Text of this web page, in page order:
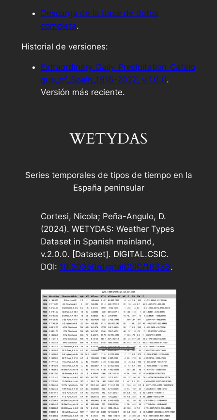
Descarga de la base de datos
completa.
Historial de versiones:
Extraordinary_Daily_Precipitation_Catalo
gue_of_Spain_1916-2022, v.1.0.0.
Versión más reciente.
WETYDAS
Series temporales de tipos de tiempo en la
España peninsular
Cortesi, Nicola; Peña-Angulo, D.
(2024). WETYDAS: Weather Types
Dataset in Spanish mainland,
v.2.0.0. [Dataset]. DIGITAL.CSIC.
DOI: 10.20350/digitalCSIC/16333.